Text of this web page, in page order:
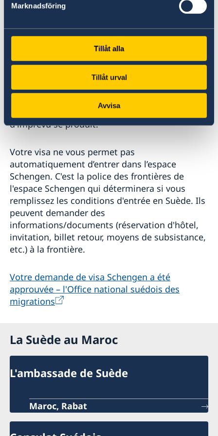
Marknadsföring
Tillåt alla
Tillåt urval
Avvisa
jours par période de 180 jours.
Si vous obtenez un visa à entrée unique, la
durée de validité (De…Jusqu'à…) est de 15 jours
plus longue que la durée que vous avez
demandée. Cela ne signifie cependant pas que
vous pouvez rester 15 jours supplémentaires.
modifier votre date de voyage si quelque chose
d'imprévu se produit.
Votre visa ne vous permet pas
automatiquement d’entrer dans l’espace
Schengen. C'est la police des frontières de
l'espace Schengen qui déterminera si vous
remplissez les conditions d'entrée en Suède. Ils
peuvent demander des
informations/documents (réservation d'hôtel,
invitation, billet retour, moyens de subsistance,
etc.) à la frontière.
Votre demande de visa Schengen a été
approuvée – l'Office national suédois des
migrations
La Suède au Maroc
L'ambassade de Suède
Maroc, Rabat